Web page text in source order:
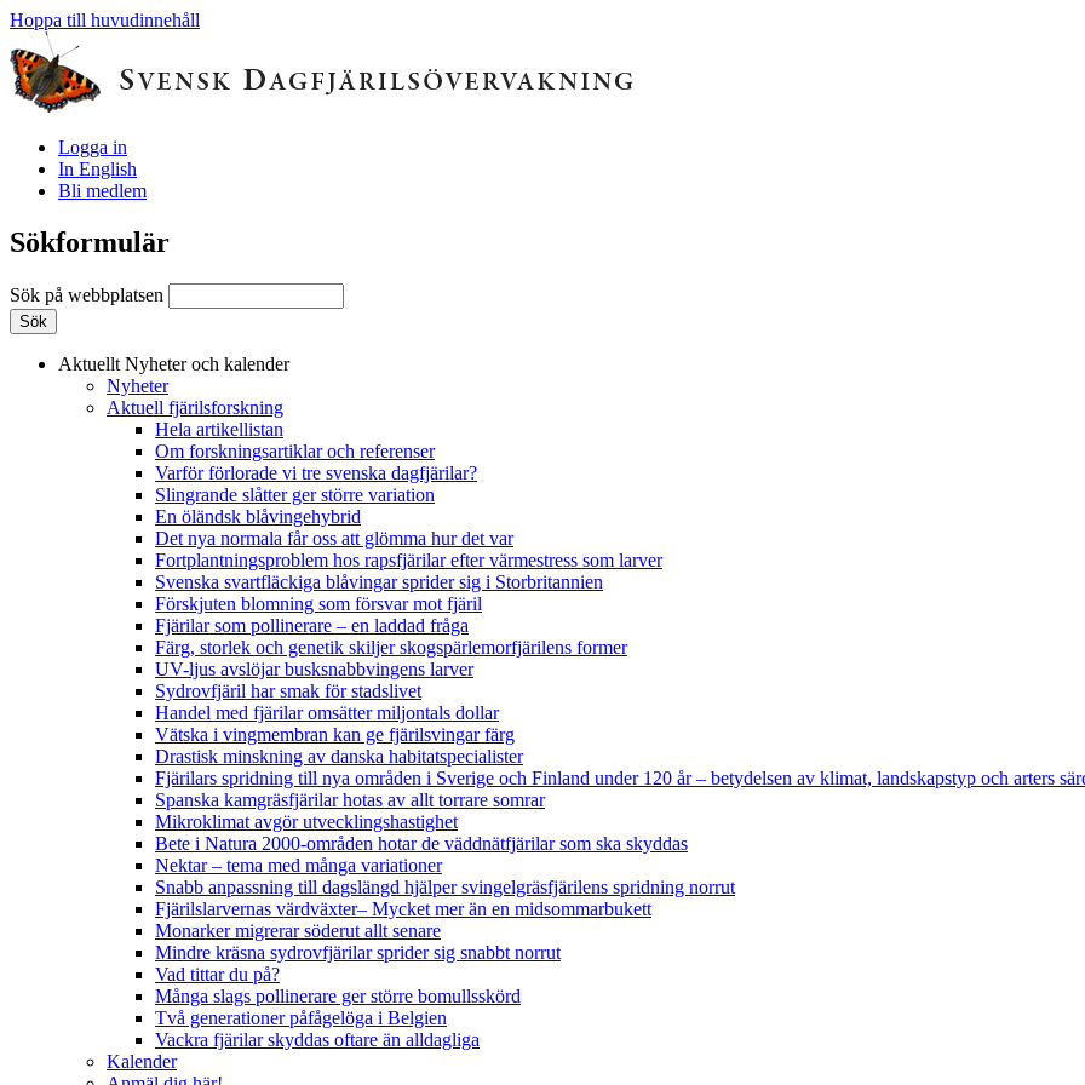
Hoppa till huvudinnehåll
Logga in
In English
Bli medlem
Sökformulär
Sök på webbplatsen
Aktuellt Nyheter och kalender
Nyheter
Aktuell fjärilsforskning
Hela artikellistan
Om forskningsartiklar och referenser
Varför förlorade vi tre svenska dagfjärilar?
Slingrande slåtter ger större variation
En öländsk blåvingehybrid
Det nya normala får oss att glömma hur det var
Fortplantningsproblem hos rapsfjärilar efter värmestress som larver
Svenska svartfläckiga blåvingar sprider sig i Storbritannien
Förskjuten blomning som försvar mot fjäril
Fjärilar som pollinerare – en laddad fråga
Färg, storlek och genetik skiljer skogspärlemorfjärilens former
UV-ljus avslöjar busksnabbvingens larver
Sydrovfjäril har smak för stadslivet
Handel med fjärilar omsätter miljontals dollar
Vätska i vingmembran kan ge fjärilsvingar färg
Drastisk minskning av danska habitatspecialister
Fjärilars spridning till nya områden i Sverige och Finland under 120 år– betydelsen av klimat, landskapstyp och arters
Spanska kamgräsfjärilar hotas av allt torrare somrar
Mikroklimat avgör utvecklingshastighet
Bete i Natura 2000-områden hotar de väddnätfjärilar som ska skyddas
Nektar – tema med många variationer
Snabb anpassning till dagslängd hjälper svingelgräsfjärilens spridning norrut
Fjärilslarvernas värdväxter– Mycket mer än en midsommarbukett
Monarker migrerar söderut allt senare
Mindre kräsna sydrovfjärilar sprider sig snabbt norrut
Vad tittar du på?
Många slags pollinerare ger större bomullsskörd
Två generationer påfågelöga i Belgien
Vackra fjärilar skyddas oftare än alldagliga
Kalender